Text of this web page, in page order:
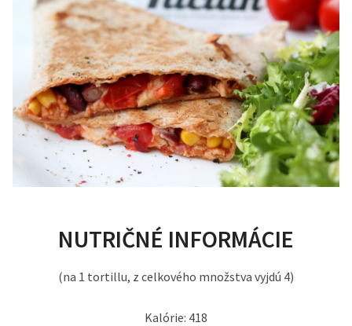
NUTRIČNÉ INFORMÁCIE
(na 1 tortillu, z celkového množstva vyjdú 4)
Kalórie: 418